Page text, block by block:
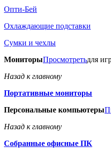
Опти-Бей
Охлаждающие подставки
Сумки и чехлы
МониторыПросмотретьдля
Назад к главному
Портативные мониторы
Персональные компьютеры
Назад к главному
Собранные офисные ПК